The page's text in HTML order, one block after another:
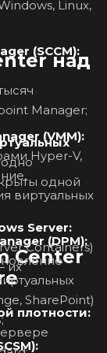
Linux,
(SCCM):
Manager;
(VMM):
Hyper-V,
виртуальных
(DPM):
SharePoint)
над
одной
Server:
Containers)
их
плотности:
Center